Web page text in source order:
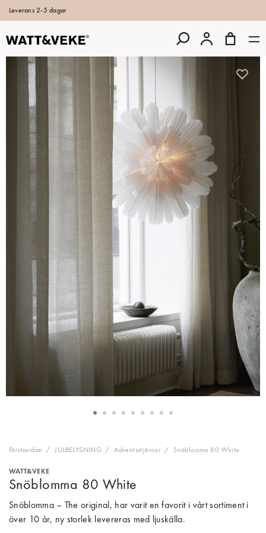
Leverans 2-5 dagar
Förstasidan JULBELYSNING Adventsstjärnor Snöblomma 80 White
WATT&VEKE
Snöblomma 80 White
Snöblomma – The original, har varit en favorit i vårt sortiment i
över 10 år, ny storlek levereras med ljuskälla.